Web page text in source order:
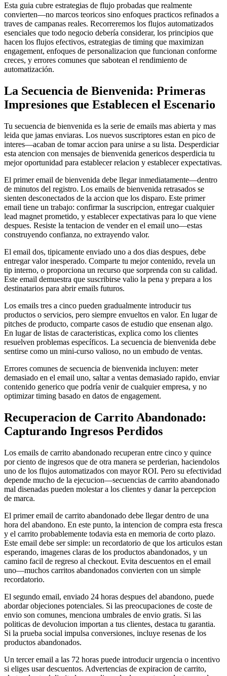
Esta guia cubre estrategias de flujo probadas que realmente
convierten—no marcos teoricos sino enfoques practicos refinados a
traves de campanas reales. Recorreremos los flujos automatizados
esenciales que todo negocio debería considerar, los principios que
hacen los flujos efectivos, estrategias de timing que maximizan
engagement, enfoques de personalizacion que funcionan conforme
creces, y errores comunes que sabotean el rendimiento de
automatización.
La Secuencia de Bienvenida: Primeras
Impresiones que Establecen el Escenario
Tu secuencia de bienvenida es la serie de emails mas abierta y mas
leida que jamas enviaras. Los nuevos suscriptores estan en pico de
interes—acaban de tomar accion para unirse a su lista. Desperdiciar
esta atencion con mensajes de bienvenida genericos desperdicia tu
mejor oportunidad para establecer relacion y establecer expectativas.
El primer email de bienvenida debe llegar inmediatamente—dentro
de minutos del registro. Los emails de bienvenida retrasados se
sienten desconectados de la accion que los disparo. Este primer
email tiene un trabajo: confirmar la suscripcion, entregar cualquier
lead magnet prometido, y establecer expectativas para lo que viene
despues. Resiste la tentacion de vender en el email uno—estas
construyendo confianza, no extrayendo valor.
El email dos, tipicamente enviado uno a dos dias despues, debe
entregar valor inesperado. Comparte tu mejor contenido, revela un
tip interno, o proporciona un recurso que sorprenda con su calidad.
Este email demuestra que suscribirse valio la pena y prepara a los
destinatarios para abrir emails futuros.
Los emails tres a cinco pueden gradualmente introducir tus
productos o servicios, pero siempre envueltos en valor. En lugar de
pitches de producto, comparte casos de estudio que ensenan algo.
En lugar de listas de caracteristicas, explica como los clientes
resuelven problemas específicos. La secuencia de bienvenida debe
sentirse como un mini-curso valioso, no un embudo de ventas.
Errores comunes de secuencia de bienvenida incluyen: meter
demasiado en el email uno, saltar a ventas demasiado rapido, enviar
contenido generico que podría venir de cualquier empresa, y no
optimizar timing basado en datos de engagement.
Recuperacion de Carrito Abandonado:
Capturando Ingresos Perdidos
Los emails de carrito abandonado recuperan entre cinco y quince
por ciento de ingresos que de otra manera se perderian, haciendolos
uno de los flujos automatizados con mayor ROI. Pero su efectividad
depende mucho de la ejecucion—secuencias de carrito abandonado
mal disenadas pueden molestar a los clientes y danar la percepcion
de marca.
El primer email de carrito abandonado debe llegar dentro de una
hora del abandono. En este punto, la intencion de compra esta fresca
y el carrito probablemente todavia esta en memoria de corto plazo.
Este email debe ser simple: un recordatorio de que los articulos estan
esperando, imagenes claras de los productos abandonados, y un
camino facil de regreso al checkout. Evita descuentos en el email
uno—muchos carritos abandonados convierten con un simple
recordatorio.
El segundo email, enviado 24 horas despues del abandono, puede
abordar objeciones potenciales. Si las preocupaciones de coste de
envio son comunes, menciona umbrales de envio gratis. Si las
politicas de devolucion importan a tus clientes, destaca tu garantia.
Si la prueba social impulsa conversiones, incluye resenas de los
productos abandonados.
Un tercer email a las 72 horas puede introducir urgencia o incentivo
si eliges usar descuentos. Advertencias de expiracion de carrito,